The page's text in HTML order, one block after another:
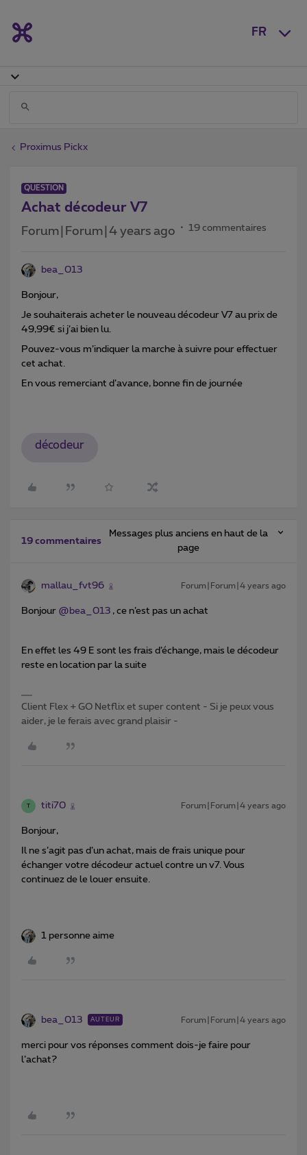
FR
Proximus Pickx
QUESTION
Achat décodeur V7
Forum|Forum|4 years ago 19 commentaires
bea_013
Bonjour,
Je souhaiterais acheter le nouveau décodeur V7 au prix de
49,99€ si j’ai bien lu.
Pouvez-vous m’indiquer la marche à suivre pour effectuer
cet achat.
En vous remerciant d’avance, bonne fin de journée
décodeur
19 commentaires
Messages plus anciens en haut de la
page
mallau_fvt96 Forum|Forum|4 years ago
Bonjour @bea_013 , ce n’est pas un achat
En effet les 49 E sont les frais d’échange, mais le décodeur
reste en location par la suite
Client Flex + GO Netflix et super content - Si je peux vous
aider, je le ferais avec grand plaisir -
T titi70 Forum|Forum|4 years ago
Bonjour,
Il ne s’agit pas d’un achat, mais de frais unique pour
échanger votre décodeur actuel contre un v7. Vous
continuez de le louer ensuite.
1 personne aime
bea_013 AUTEUR Forum|Forum|4 years ago
merci pour vos réponses comment dois-je faire pour
l’achat?